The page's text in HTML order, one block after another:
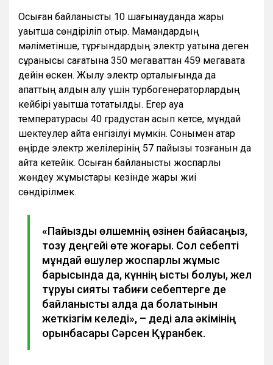
Осыған байланысты 10 шағынауданда жарық
уақытша сөндіріліп отыр. Мамандардың
мәліметінше, тұрғындардың электр қуатына деген
сұранысы сағатына 350 мегаваттан 459 мегаватқа
дейін өскен. Жылу электр орталығында да
апаттың алдын алу үшін турбогенераторлардың
кейбірі уақытша тоқтатылды. Егер ауа
температурасы 40 градустан асып кетсе, мұндай
шектеулер қайта енгізілуі мүмкін. Сонымен қатар
өңірде электр желілерінің 57 пайызы тозғанын да
айта кетейік. Осыған байланысты жоспарлы
жөндеу жұмыстары кезінде жарық жиі
сөндірілмек.
«Пайыздық өлшемнің өзінен байқасаңыз,
тозу деңгейі өте жоғары. Сол себепті
мұндай өшулер жоспарлы жұмыс
барысында да, күннің ыстық болуы, жел
тұруы сияқты табиғи себептерге де
байланысты алда да болатынын
жеткізгім келеді», – деді қала әкімінің
орынбасары Сәрсен Құранбек.